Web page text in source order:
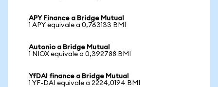
APY Finance a Bridge Mutual
1 APY equivale a 0,763133 BMI
Autonio a Bridge Mutual
1 NIOX equivale a 0,392788 BMI
YfDAI finance a Bridge Mutual
1 YF-DAI equivale a 2224,0194 BMI